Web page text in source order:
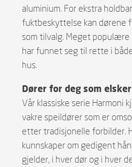
aluminium. For ekstra
fuktbeskyttelse kan dørene
som tilvalg. Meget populære
har funnet seg til rette i
hus.
Dører for deg som
Vår klassiske serie Harmoni
vakre speildører som er
etter tradisjonelle forbilder.
kunnskaper om gedigent
gjelder, i hver dør og i hver